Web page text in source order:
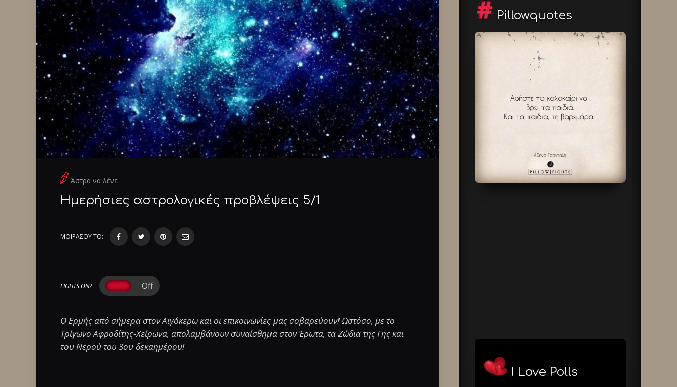
Άστρα να λένε
Ημερήσιες αστρολογικές προβλέψεις 5/1
ΜΟΙΡΑΣΟΥ ΤΟ:
LIGHTS ON?
Ο Ερμής από σήμερα στον Αιγόκερω και οι επικοινωνίες μας σοβαρεύουν! Ωστόσο, με το
Τρίγωνο Αφροδίτης-Χείρωνα, απολαμβάνουν συναίσθημα στον Έρωτα, τα Ζώδια της Γης και
του Νερού του 3ου δεκαημέρου!
Pillowquotes
I Love Polls